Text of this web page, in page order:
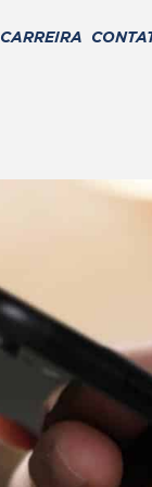
CARREIRA